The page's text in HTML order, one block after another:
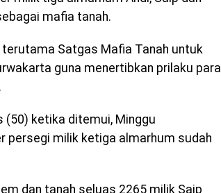
mafia tanah.
Satgas Mafia Tanah untuk
guna menertibkan prilaku para
(50) ketika ditemui, Minggu
persegi milik ketiga almarhum sudah
dan tanah seluas 2265 milik Saip